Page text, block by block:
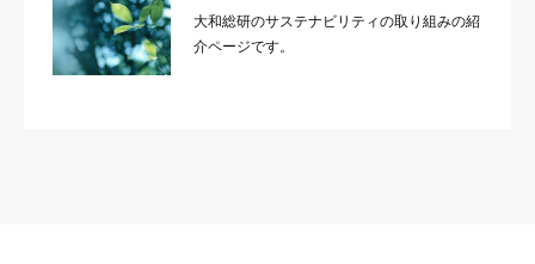
大和総研のサステナビリティの取り組みの紹
介ページです。